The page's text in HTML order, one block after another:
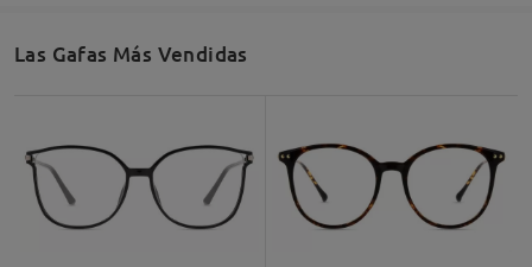
Las Gafas Más Vendidas